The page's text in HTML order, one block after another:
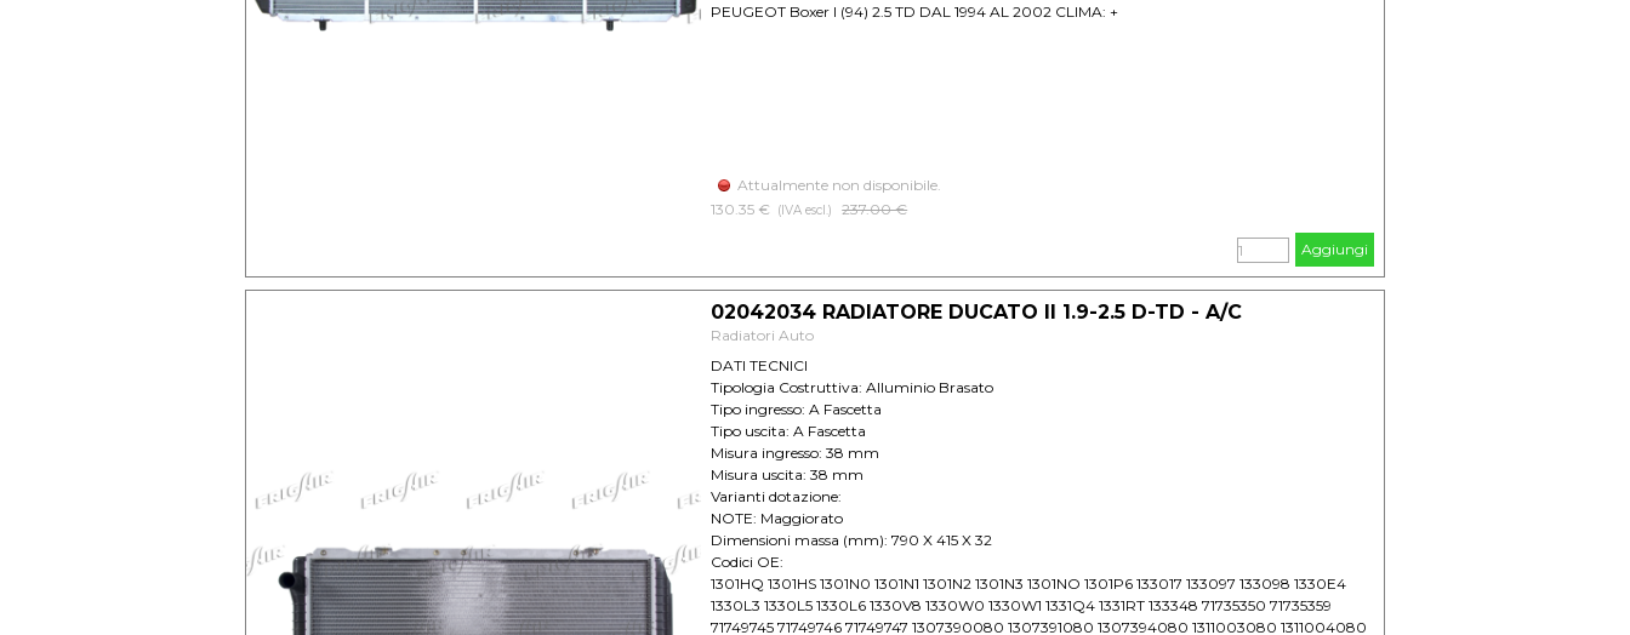
PEUGEOT Boxer I (94) 2.5 TD DAL 1994 AL 2002 CLIMA: +
Attualmente non disponibile.
130.35 €
(IVA escl.) Prezzo senza sconto
237.00 €
Aggiungi
02042034 RADIATORE DUCATO II 1.9-2.5 D-TD - A/C
Radiatori Auto
DATI TECNICI
Tipologia Costruttiva: Alluminio Brasato
Tipo ingresso: A Fascetta
Tipo uscita: A Fascetta
Misura ingresso: 38 mm
Misura uscita: 38 mm
Varianti dotazione:
NOTE: Maggiorato
Dimensioni massa (mm): 790 X 415 X 32
Codici OE:
1301HQ 1301HS 1301N0 1301N1 1301N2 1301N3 1301NO 1301P6 133017 133097 133098 1330E4
1330L3 1330L5 1330L6 1330V8 1330W0 1330W1 1331Q4 1331RT 133348 71735350 71735359
71749745 71749746 71749747 1307390080 1307391080 1307394080 1311003080 1311004080